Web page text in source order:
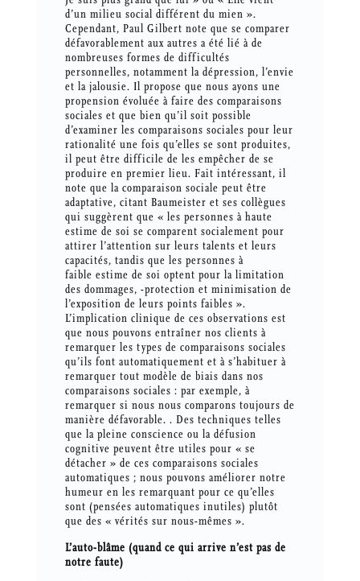
d’un milieu social différent du mien ».
Cependant, Paul Gilbert note que se comparer
défavorablement aux autres a été lié à de
nombreuses formes de difficultés
personnelles, notamment la dépression, l’envie
et la jalousie. Il propose que nous ayons une
propension évoluée à faire des comparaisons
sociales et que bien qu’il soit possible
d’examiner les comparaisons sociales pour leur
rationalité une fois qu’elles se sont produites,
il peut être difficile de les empêcher de se
produire en premier lieu. Fait intéressant, il
note que la comparaison sociale peut être
adaptative, citant Baumeister et ses collègues
qui suggèrent que « les personnes à haute
estime de soi se comparent socialement pour
attirer l’attention sur leurs talents et leurs
capacités, tandis que les personnes à
faible estime de soi optent pour la limitation
des dommages, -protection et minimisation de
l’exposition de leurs points faibles ».
L’implication clinique de ces observations est
que nous pouvons entraîner nos clients à
remarquer les types de comparaisons sociales
qu’ils font automatiquement et à s’habituer à
remarquer tout modèle de biais dans nos
comparaisons sociales : par exemple, à
remarquer si nous nous comparons toujours de
manière défavorable. . Des techniques telles
que la pleine conscience ou la défusion
cognitive peuvent être utiles pour « se
détacher » de ces comparaisons sociales
automatiques ; nous pouvons améliorer notre
humeur en les remarquant pour ce qu’elles
sont (pensées automatiques inutiles) plutôt
que des « vérités sur nous-mêmes ».
L’auto-blâme (quand ce qui arrive n’est pas de
notre faute)